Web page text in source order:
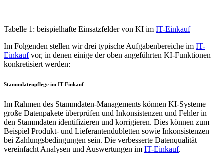
Tabelle 1: beispielhafte Einsatzfelder von KI im IT-Einkauf
Im Folgenden stellen wir drei typische Aufgabenbereiche im IT-
Einkaufvor, in denen einige der oben angeführten KI-Funktionen
konkretisiert werden:
Stammdatenpflege im IT-Einkauf
Im Rahmen des Stammdaten-Managements können KI-Systeme
große Datenpakete überprüfen und Inkonsistenzen und Fehler in
den Stammdaten identifizieren und korrigieren. Dies können zum
Beispiel Produkt- und Lieferantendubletten sowie Inkonsistenzen
bei Zahlungsbedingungen sein. Die verbesserte Datenqualität
vereinfacht Analysen und Auswertungen im IT-Einkauf.